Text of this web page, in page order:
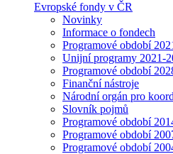
Evropské fondy v ČR
Novinky
Informace o fondech
Programové období
Unijní programy 2021-
Programové období
Finanční nástroje
Národní orgán pro
Slovník pojmů
Programové období
Programové období
Programové období